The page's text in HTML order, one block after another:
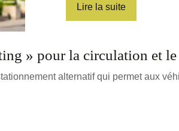
Lire la suite
» pour la circulation et
alternatif qui permet aux